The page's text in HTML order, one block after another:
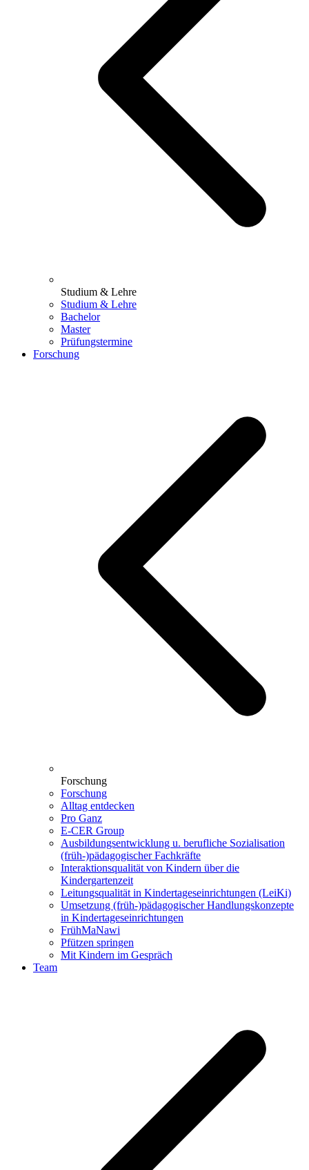
Studium & Lehre
Studium & Lehre
Bachelor
Master
Prüfungstermine
Forschung
Forschung
Forschung
Alltag entdecken
Pro Ganz
E-CER Group
Ausbildungsentwicklung u. berufliche Sozialisation
(früh-)pädagogischer Fachkräfte
Interaktionsqualität von Kindern über die
Kindergartenzeit
Leitungsqualität in Kindertageseinrichtungen (LeiKi)
Umsetzung (früh-)pädagogischer Handlungskonzepte
in Kindertageseinrichtungen
FrühMaNawi
Pfützen springen
Mit Kindern im Gespräch
Team